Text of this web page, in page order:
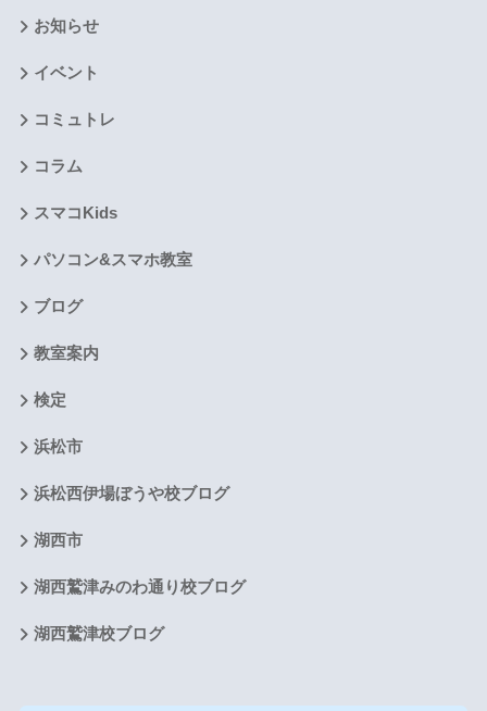
お知らせ
イベント
コミュトレ
コラム
スマコKids
パソコン&スマホ教室
ブログ
教室案内
検定
浜松市
浜松西伊場ぼうや校ブログ
湖西市
湖西鷲津みのわ通り校ブログ
湖西鷲津校ブログ